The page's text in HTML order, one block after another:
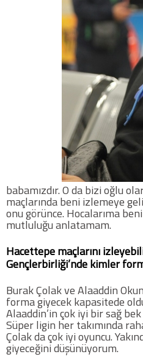
babamızdır. O da bizi oğlu
maçlarında beni izlemeye
onu görünce. Hocalarıma
mutluluğu anlatamam.
Hacettepe maçlarını
Gençlerbirliği’nde kimler
Burak Çolak ve Alaaddin
forma giyecek kapasitede
Alaaddin’in çok iyi bir sağ
Süper ligin her takımında
Çolak da çok iyi oyuncu.
giyeceğini düşünüyorum.